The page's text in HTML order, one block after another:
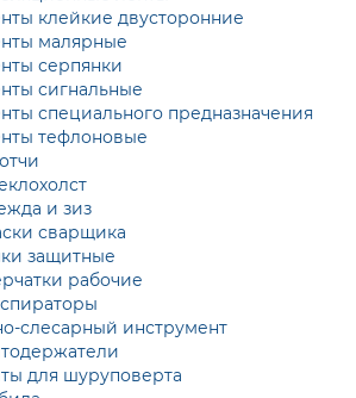
клейкие двусторонние
малярные
серпянки
сигнальные
специального предназначения
тефлоновые
и зиз
сварщика
защитные
рабочие
слесарный инструмент
для шуруповерта